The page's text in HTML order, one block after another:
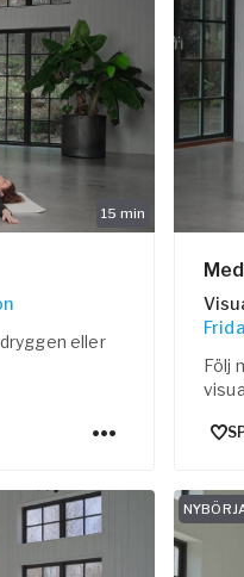
15 min
eller
Följ